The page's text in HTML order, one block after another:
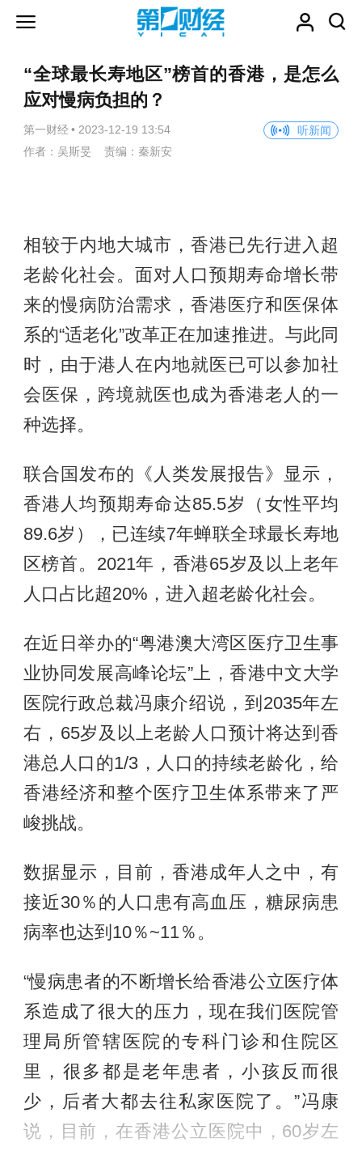
“全球最长寿地区”榜首的香港，是怎么
应对慢病负担的？
第一财经 • 2023-12-19 13:54
听新闻
作者：吴斯旻 责编：秦新安
相较于内地大城市，香港已先行进入超
老龄化社会。面对人口预期寿命增长带
来的慢病防治需求，香港医疗和医保体
系的“适老化”改革正在加速推进。与此同
时，由于港人在内地就医已可以参加社
会医保，跨境就医也成为香港老人的一
种选择。
联合国发布的《人类发展报告》显示，
香港人均预期寿命达85.5岁（女性平均
89.6岁），已连续7年蝉联全球最长寿地
区榜首。2021年，香港65岁及以上老年
人口占比超20%，进入超老龄化社会。
在近日举办的“粤港澳大湾区医疗卫生事
业协同发展高峰论坛”上，香港中文大学
医院行政总裁冯康介绍说，到2035年左
右，65岁及以上老龄人口预计将达到香
港总人口的1/3，人口的持续老龄化，给
香港经济和整个医疗卫生体系带来了严
峻挑战。
数据显示，目前，香港成年人之中，有
接近30％的人口患有高血压，糖尿病患
病率也达到10％~11％。
“慢病患者的不断增长给香港公立医疗体
系造成了很大的压力，现在我们医院管
理局所管辖医院的专科门诊和住院区
里，很多都是老年患者，小孩反而很
少，后者大都去往私家医院了。”冯康
说，目前，在香港公立医院中，60岁左